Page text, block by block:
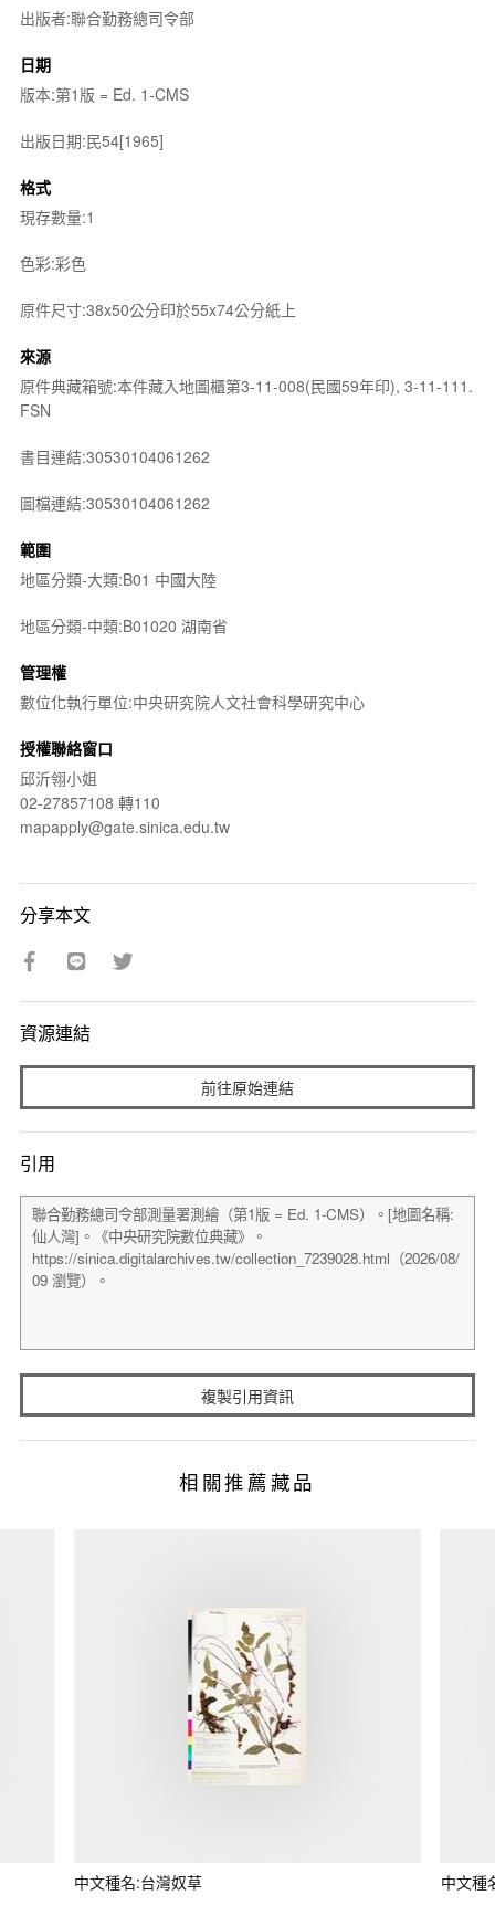
出版者:聯合勤務總司令部
日期
版本:第1版 = Ed. 1-CMS
出版日期:民54[1965]
格式
現存數量:1
色彩:彩色
原件尺寸:38x50公分印於55x74公分紙上
來源
原件典藏箱號:本件藏入地圖櫃第3-11-008(民國59年印), 3-11-111.
FSN
書目連結:30530104061262
圖檔連結:30530104061262
範圍
地區分類-大類:B01 中國大陸
地區分類-中類:B01020 湖南省
管理權
數位化執行單位:中央研究院人文社會科學研究中心
授權聯絡窗口
邱沂翎小姐
02-27857108 轉110
mapapply@gate.sinica.edu.tw
分享本文
資源連結
前往原始連結
引用
複製引用資訊
相關推薦藏品
中文種名:台灣奴草 中文種